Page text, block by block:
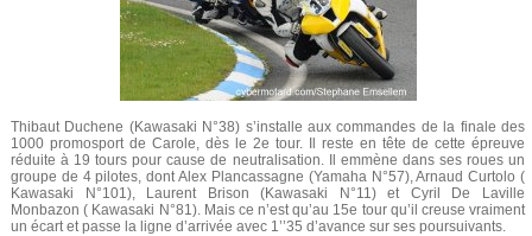
Thibaut Duchene (Kawasaki N°38) s’installe aux commandes de la finale des
1000 promosport de Carole, dès le 2e tour. Il reste en tête de cette épreuve
réduite à 19 tours pour cause de neutralisation. Il emmène dans ses roues un
groupe de 4 pilotes, dont Alex Plancassagne (Yamaha N°57), Arnaud Curtolo (
Kawasaki N°101), Laurent Brison (Kawasaki N°11) et Cyril De Laville
Monbazon ( Kawasaki N°81). Mais ce n’est qu’au 15e tour qu’il creuse vraiment
un écart et passe la ligne d’arrivée avec 1’’35 d’avance sur ses poursuivants.